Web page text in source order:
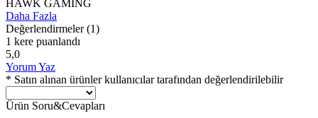
HAWK GAMING
Daha Fazla
Değerlendirmeler (1)
1 kere puanlandı
5,0
Yorum Yaz
* Satın alınan ürünler kullanıcılar tarafından değerlendirilebilir
Ürün Soru&Cevapları